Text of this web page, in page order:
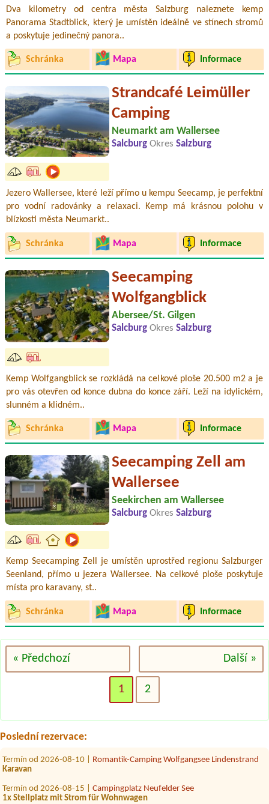
Dva kilometry od centra města Salzburg naleznete kemp
Panorama Stadtblick, který je umístěn ideálně ve stínech stromů
a poskytuje jedinečný panora..
Schránka Mapa Informace
Strandcafé Leimüller
Camping
Neumarkt am Wallersee
Salcburg Okres Salzburg
Jezero Wallersee, které leží přímo u kempu Seecamp, je perfektní
pro vodní radovánky a relaxaci. Kemp má krásnou polohu v
blízkosti města Neumarkt..
Schránka Mapa Informace
Seecamping
Wolfgangblick
Abersee/St. Gilgen
Salcburg Okres Salzburg
Kemp Wolfgangblick se rozkládá na celkové ploše 20.500 m2 a je
pro vás otevřen od konce dubna do konce září. Leží na idylickém,
slunném a klidném..
Schránka Mapa Informace
Seecamping Zell am
Wallersee
Seekirchen am Wallersee
Salcburg Okres Salzburg
Kemp Seecamping Zell je umístěn uprostřed regionu Salzburger
Seenland, přímo u jezera Wallersee. Na celkové ploše poskytuje
místa pro karavany, st..
Schránka Mapa Informace
« Předchozí Další »
1 2
Poslední rezervace:
Termín od 2026-07-30 |Strandcamping Podersdorf am See
Camping via Claudiasee
1x place for campervan, electricity connection, water (2 adults, dog)
Termín od 2026-08-10 | Romantik-Camping Wolfgangsee Lindenstrand
Karavan
Termín od 2026-08-15 | Campingplatz Neufelder See
1x Stellplatz mit Strom für Wohnwagen